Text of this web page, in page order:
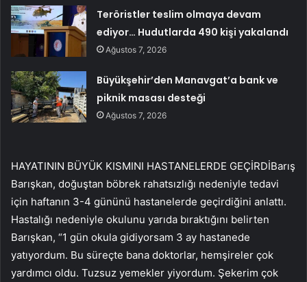
Teröristler teslim olmaya devam
ediyor… Hudutlarda 490 kişi yakalandı
Ağustos 7, 2026
Büyükşehir’den Manavgat’a bank ve
piknik masası desteği
Ağustos 7, 2026
HAYATININ BÜYÜK KISMINI HASTANELERDE GEÇİRDİBarış
Barışkan, doğuştan böbrek rahatsızlığı nedeniyle tedavi
için haftanın 3-4 gününü hastanelerde geçirdiğini anlattı.
Hastalığı nedeniyle okulunu yarıda bıraktığını belirten
Barışkan, “1 gün okula gidiyorsam 3 ay hastanede
yatıyordum. Bu süreçte bana doktorlar, hemşireler çok
yardımcı oldu. Tuzsuz yemekler yiyordum. Şekerim çok